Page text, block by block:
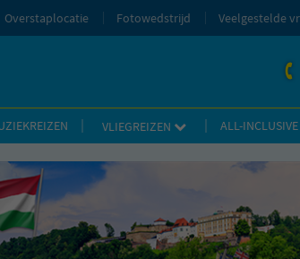
VLIEGREIZEN ALL-INCLUSIVE
Overstaplocatie Fotowedstrijd Veelgestelde